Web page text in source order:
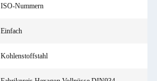
ISO-Nummern
Einfach
Kohlenstoffstahl